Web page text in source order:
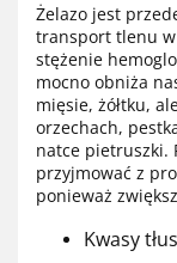
Żelazo jest
transport tlenu w
stężenie
mocno obniża
mięsie, żółtku,
orzechach,
natce pietruszki.
przyjmować z
ponieważ
Kwasy